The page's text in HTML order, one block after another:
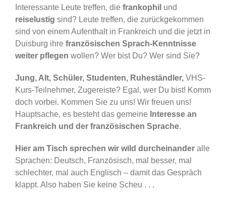
Interessante Leute treffen, die frankophil und
reiselustig sind? Leute treffen, die zurückgekommen
sind von einem Aufenthalt in Frankreich und die jetzt in
Duisburg ihre französischen Sprach-Kenntnisse
weiter pflegen wollen? Wer bist Du? Wer sind Sie?
Jung, Alt, Schüler, Studenten, Ruheständler,VHS-
Kurs-Teilnehmer, Zugereiste? Egal, wer Du bist! Komm
doch vorbei. Kommen Sie zu uns! Wir freuen uns!
Hauptsache, es besteht das gemeine Interesse an
Frankreich und der französischen Sprache.
Hier am Tisch sprechen wir wild durcheinanderalle
Sprachen: Deutsch, Französisch, mal besser, mal
schlechter, mal auch Englisch – damit das Gespräch
klappt. Also haben Sie keine Scheu . . .